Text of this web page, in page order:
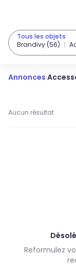
Tous les objets
Brandivy (56)
Annonces
Aucun résultat
Reformulez